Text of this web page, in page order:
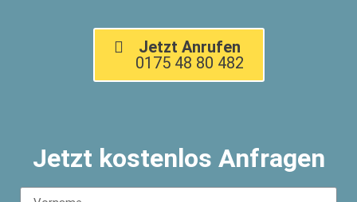
Jetzt Anrufen
0175 48 80 482
Jetzt kostenlos Anfragen